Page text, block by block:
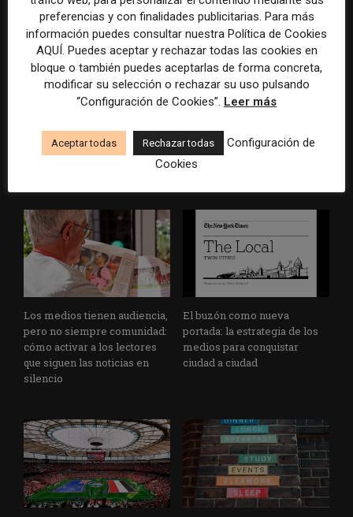
IA en redacciones, productos
y negocios periodísticos
98% del valor de algunos
grandes grupos de prensa
tradicionales
Los medios tienen audiencia,
pero no siempre comunidad:
cómo activar a los lectores
que siguen las noticias en
silencio
El buzón como nueva
portada: la estrategia de los
medios para conquistar
ciudad a ciudad
preferencias y con finalidades publicitarias. Para más
información puedes consultar nuestra Política de Cookies
AQUÍ. Puedes aceptar y rechazar todas las cookies en
bloque o también puedes aceptarlas de forma concreta,
modificar su selección o rechazar su uso pulsando
“Configuración de Cookies”. Leer más
Aceptar todas Rechazar todas
Configuración de
Cookies